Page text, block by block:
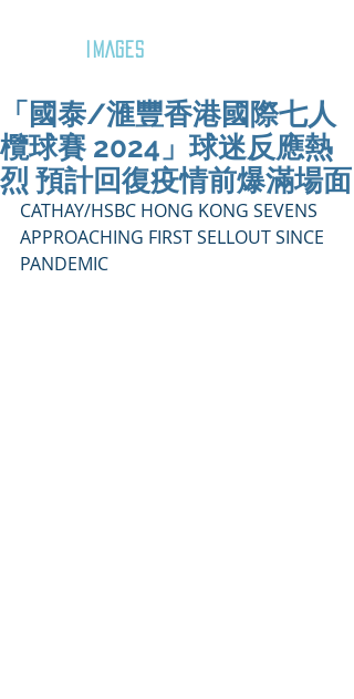
IMAGES
「國泰/滙豐香港國際七人
欖球賽 2024」球迷反應熱
烈 預計回復疫情前爆滿場面
CATHAY/HSBC HONG KONG SEVENS
APPROACHING FIRST SELLOUT SINCE
PANDEMIC